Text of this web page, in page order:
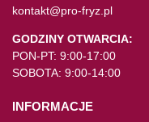
kontakt@pro-fryz.pl
GODZINY OTWARCIA:
PON-PT: 9:00-17:00
SOBOTA: 9:00-14:00
INFORMACJE